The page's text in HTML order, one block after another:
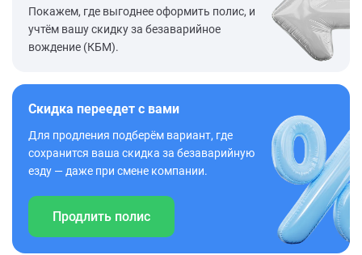
Покажем, где выгоднее оформить полис, и
учтём вашу скидку за безаварийное
вождение (КБМ).
Скидка переедет с вами
Для продления подберём вариант, где
сохранится ваша скидка за безаварийную
езду — даже при смене компании.
Продлить полис